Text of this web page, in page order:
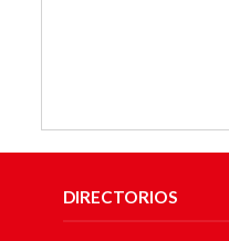
DIRECTORIOS